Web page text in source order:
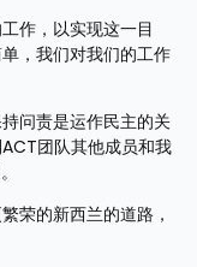
作，以实现这一目
，我们对我们的工作
问责是运作民主的关
团队其他成员和我
荣的新西兰的道路，